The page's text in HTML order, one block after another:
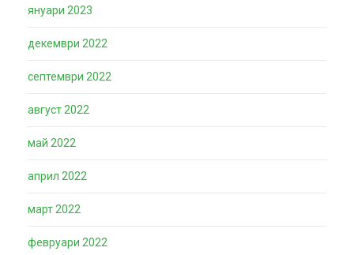
януари 2023
декември 2022
септември 2022
август 2022
май 2022
април 2022
март 2022
февруари 2022